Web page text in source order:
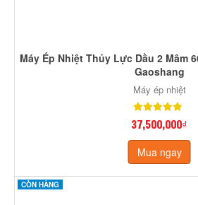
Máy Ép Nhiệt Thủy Lực Dầu 2 Mâm
Gaoshang
Máy ép nhiệt
37,500,000₫
Mua ngay
CÒN HÀNG